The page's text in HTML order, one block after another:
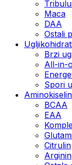
Maca
DAA
Ostali
Brzi
All-in-
Spori
BCAA
EAA
Citrulin
Arginin